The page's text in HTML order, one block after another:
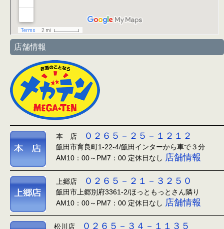
店舗情報
本 店 ０２６５－２５－１２１２
飯田市育良町1-22-4/飯田インターから車で３分
AM10：00～PM7：00 定休日なし 店舗情報
上郷店 ０２６５－２１－３２５０
飯田市上郷別府3361-2/ほっともっとさん隣り
AM10：00～PM7：00 定休日なし 店舗情報
松川店 ０２６５－３４－１１３５